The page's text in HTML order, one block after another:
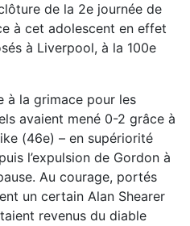
de la 2e journée de
à cet adolescent en effet
à Liverpool, à la 100e
à la grimace pour les
avaient mené 0-2 grâce à
(46e) – en supériorité
l’expulsion de Gordon à
Au courage, portés
un certain Alan Shearer
revenus du diable